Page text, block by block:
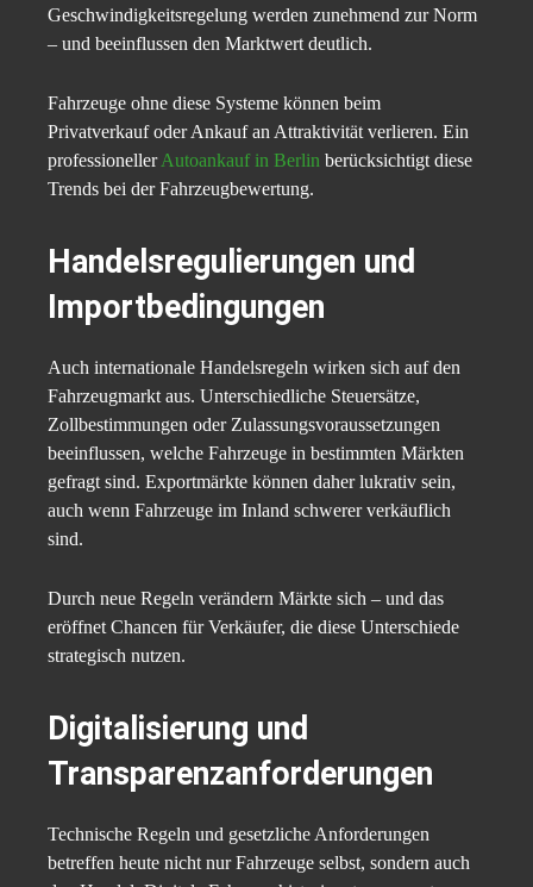
Geschwindigkeitsregelung werden zunehmend zur Norm
– und beeinflussen den Marktwert deutlich.
Fahrzeuge ohne diese Systeme können beim
Privatverkauf oder Ankauf an Attraktivität verlieren. Ein
professionellerAutoankauf in Berlin berücksichtigt diese
Trends bei der Fahrzeugbewertung.
Handelsregulierungen und
Importbedingungen
Auch internationale Handelsregeln wirken sich auf den
Fahrzeugmarkt aus. Unterschiedliche Steuersätze,
Zollbestimmungen oder Zulassungsvoraussetzungen
beeinflussen, welche Fahrzeuge in bestimmten Märkten
gefragt sind. Exportmärkte können daher lukrativ sein,
auch wenn Fahrzeuge im Inland schwerer verkäuflich
sind.
Durch neue Regeln verändern Märkte sich – und das
eröffnet Chancen für Verkäufer, die diese Unterschiede
strategisch nutzen.
Digitalisierung und
Transparenzanforderungen
Technische Regeln und gesetzliche Anforderungen
betreffen heute nicht nur Fahrzeuge selbst, sondern auch